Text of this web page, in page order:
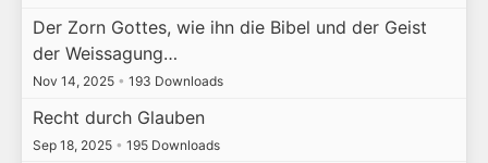
Der Zorn Gottes, wie ihn die Bibel und der Geist
der Weissagung…
Nov 14, 2025 • 193 Downloads
Recht durch Glauben
Sep 18, 2025 • 195 Downloads